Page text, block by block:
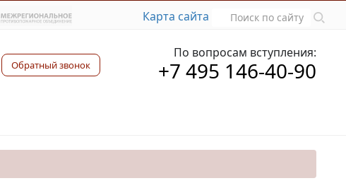
Карта сайта
Обратный звонок
По вопросам вступления:
+7 495 146-40-90